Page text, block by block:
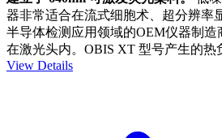
器非常适合在流式细胞术、超分辨率
半导体检测应用领域的OEM仪器制
在激光头内。OBIS XT 型号产生的热
View Details